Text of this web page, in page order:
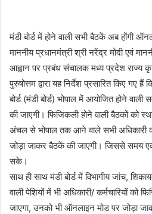
मंडी बोर्ड में होने वाली सभी बैठकें अब होंगी
माननीय प्रधानमंत्री श्री नरेंद्र मोदी एवं
आह्वान पर प्रबंध संचालक मध्य प्रदेश राज्य
पुरुषोत्तम द्वारा यह निर्देश प्रसारित किए गए
बोर्ड (मंडी बोर्ड) भोपाल में आयोजित होने
की जाएगी। फिजिकली होने वाली बैठकों को
अंचल से भोपाल तक आने वाले सभी अधिकारी
जोड़ा जाकर बैठकें की जाएगी। जिससे समय
सके।
साथ ही साथ मंडी बोर्ड में विभागीय जांच,
वाली पेशियों में भी अधिकारी/ कर्मचारियों को
जाएगा, उनको भी ऑनलाइन मोड पर जोड़ा